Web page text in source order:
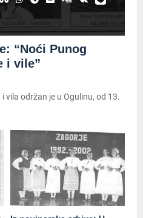
“Noći Punog
i vile”
vila održan je u Ogulinu, od 13.